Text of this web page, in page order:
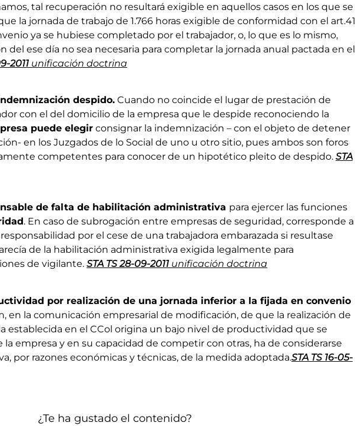
tal recuperación no resultará exigible en aquellos casos en los que se
la jornada de trabajo de 1.766 horas exigible de conformidad con el art.41
ya se hubiese completado por el trabajador, o, lo que es lo mismo,
del ese día no sea necesaria para completar la jornada anual pactada en el
2011 unificación doctrina
despido. Cuando no coincide el lugar de prestación de
con el del domicilio de la empresa que le despide reconociendo la
puede elegir consignar la indemnización – con el objeto de detener
en los Juzgados de lo Social de uno u otro sitio, pues ambos son foros
competentes para conocer de un hipotético pleito de despido. STA
de falta de habilitación administrativa para ejercer las funciones
. En caso de subrogación entre empresas de seguridad, corresponde a
por el cese de una trabajadora embarazada si resultase
de la habilitación administrativa exigida legalmente para
de vigilante. STA TS 28-09-2011 unificación doctrina
por realización de una jornada inferior a la fijada en convenio
en la comunicación empresarial de modificación, de que la realización de
establecida en el CCol origina un bajo nivel de productividad que se
la empresa y en su capacidad de competir con otras, ha de considerarse
por razones económicas y técnicas, de la medida adoptada.STA TS 16-05-
¿Te ha gustado el contenido?